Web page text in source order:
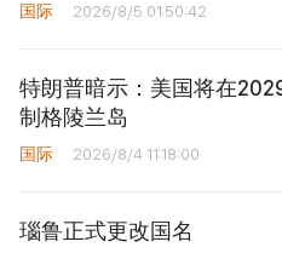
国际 2026/8/5 01:50:42
特朗普暗示：美国将在
制格陵兰岛
国际 2026/8/4 11:18:00
瑙鲁正式更改国名